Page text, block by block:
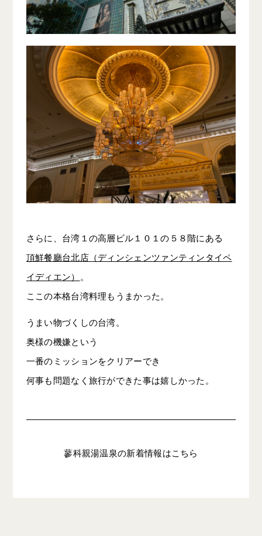
さらに、台湾１の高層ビル１０１の５８階にある
頂鮮餐廳台北店（ディンシェンツァンティンタイペ
イディエン） 。
ここの本格台湾料理もうまかった。
うまい物づくしの台湾。
奥様の機嫌という
一番のミッションをクリアーでき
何事も問題なく旅行ができた事は嬉しかった。
蓼科親湯温泉の新着情報はこちら